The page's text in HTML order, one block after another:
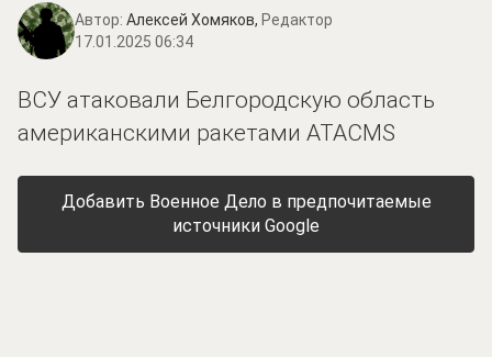
Автор: Алексей Хомяков, Редактор
17.01.2025 06:34
ВСУ атаковали Белгородскую область
американскими ракетами ATACMS
Добавить Военное Дело в предпочитаемые
источники Google